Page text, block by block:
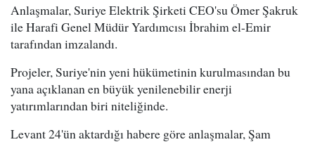
Anlaşmalar, Suriye Elektrik Şirketi CEO'su Ömer Şakruk
ile Harafi Genel Müdür Yardımcısı İbrahim el-Emir
tarafından imzalandı.
Projeler, Suriye'nin yeni hükümetinin kurulmasından bu
yana açıklanan en büyük yenilenebilir enerji
yatırımlarından biri niteliğinde.
Levant 24'ün aktardığı habere göre anlaşmalar, Şam